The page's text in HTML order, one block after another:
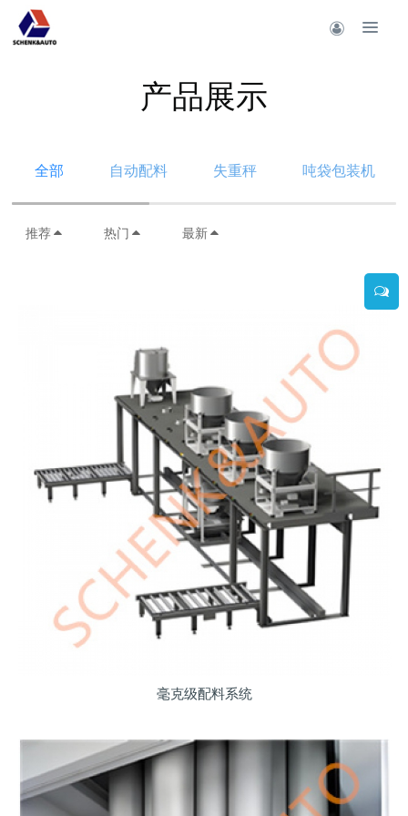
产品展示
全部 自动配料 失重秤 吨袋包装机
推荐 热门 最新
毫克级配料系统